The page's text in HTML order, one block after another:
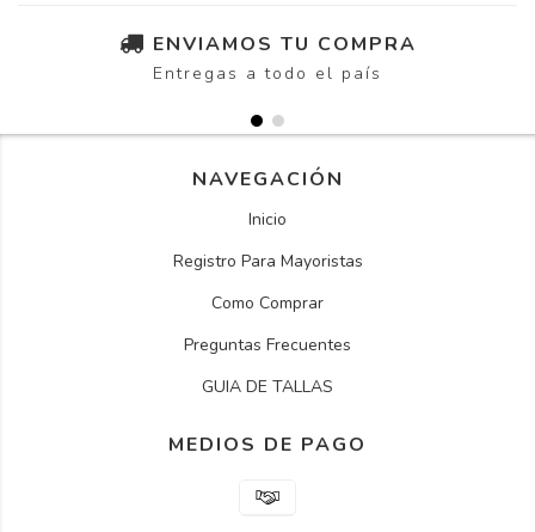
ENVIAMOS TU COMPRA
Entregas a todo el país
NAVEGACIÓN
Inicio
Registro Para Mayoristas
Como Comprar
Preguntas Frecuentes
GUIA DE TALLAS
MEDIOS DE PAGO